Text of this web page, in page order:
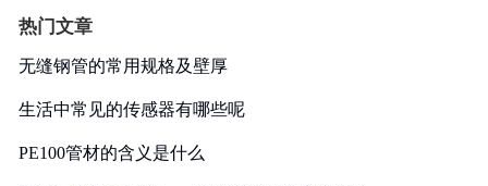
热门文章
无缝钢管的常用规格及壁厚
生活中常见的传感器有哪些呢
PE100管材的含义是什么